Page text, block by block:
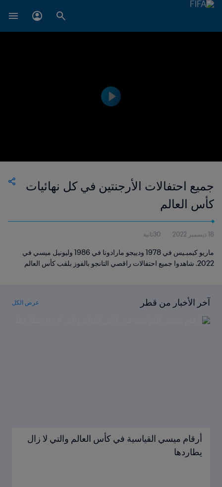
جميع احتفالات الأرجنتين في كل نهائيات
كأس العالم
18 ديسمبر 2022 30ثانية
ماريو كيمبـيس في 1978 ودييجو مارادونا في 1986 وليونيل ميسي في
2022. شاهدوا جميع احتفالات راقصي التانجو بالفوز بلقب كأس العالم
آخر الأخبار من قطر عرض الكل
أرقام ميسي القياسية في كأس العالم والتي لا زال
يطاردها